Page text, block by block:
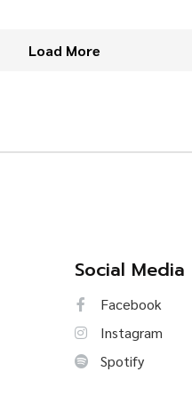
Load More
Social Media
Facebook
Instagram
Spotify